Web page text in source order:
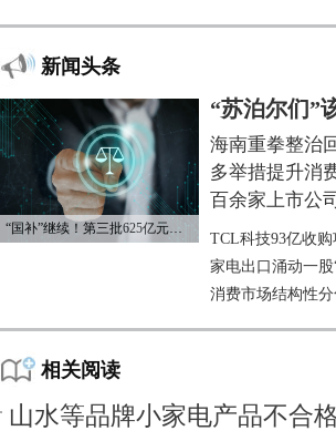
新闻头条
“国补”继续！第三批625亿元资金已下达
“苏泊尔们”
海南重拳整治
多举措提升消
百余家上市公
TCL科技93亿收
家电出口涌动一股
消费市场结构性
相关阅读
山水等品牌小家电产品不合